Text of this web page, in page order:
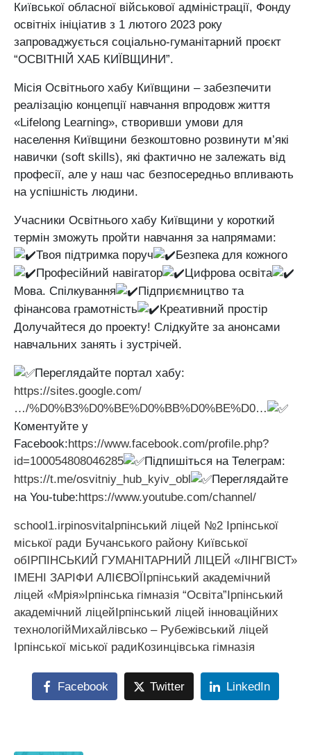
Київської обласної військової адміністрації, Фонду
освітніх ініціатив з 1 лютого 2023 року
запроваджується соціально-гуманітарний проєкт
“ОСВІТНІЙ ХАБ КИЇВЩИНИ”.
Місія Освітнього хабу Київщини – забезпечити
реалізацію концепції навчання впродовж життя
«Lifelong Learning», створивши умови для
населення Київщини безкоштовно розвинути м’які
навички (soft skills), які фактично не залежать від
професії, але у наш час безпосередньо впливають
на успішність людини.
Учасники Освітнього хабу Київщини у короткий
термін зможуть пройти навчання за напрямами:
Твоя підтримка поруч
Безпека для кожного
Професійний навігатор
Цифрова освіта
Мова. Спілкування
Підприємництво та
фінансова грамотність
Креативний простір
Долучайтеся до проекту! Слідкуйте за анонсами
навчальних занять і зустрічей.
Переглядайте портал хабу:
https://sites.google.com/
…/%D0%B3%D0%BE%D0%BB%D0%BE%D0…
Коментуйте у
Facebook:https://www.facebook.com/profile.php?
id=100054808046285
Підпишіться на Телеграм:
https://t.me/osvitniy_hub_kyiv_obl
Переглядайте
на You-tube:https://www.youtube.com/channel/
school1.irpinosvitaІрпінський ліцей №2 Ірпінської
міської ради Бучанського району Київської
об ІРПІНСЬКИЙ ГУМАНІТАРНИЙ ЛІЦЕЙ «ЛІНГВІСТ»
ІМЕНІ ЗАРІФИ АЛІЄВОЇ Ірпінський академічний
ліцей «Мрія» Ірпінська гімназія “Освіта” Ірпінський
академічний ліцей Ірпінський ліцей інноваційних
технологійМихайлівсько – Рубежівський ліцей
Ірпінської міської ради Козинцівська гімназія
Facebook Twitter LinkedIn